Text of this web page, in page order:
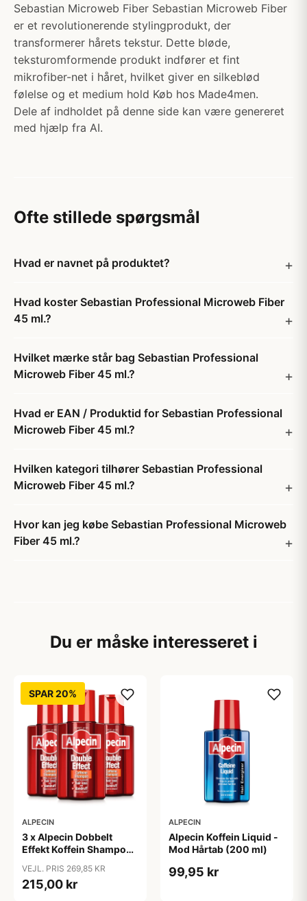
Sebastian Microweb Fiber Sebastian Microweb Fiber
er et revolutionerende stylingprodukt, der
transformerer hårets tekstur. Dette bløde,
teksturomformende produkt indfører et fint
mikrofiber-net i håret, hvilket giver en silkeblød
følelse og et medium hold Køb hos Made4men.
Dele af indholdet på denne side kan være genereret
med hjælp fra AI.
Ofte stillede spørgsmål
Hvad er navnet på produktet?
Hvad koster Sebastian Professional Microweb Fiber
45 ml.?
Hvilket mærke står bag Sebastian Professional
Microweb Fiber 45 ml.?
Hvad er EAN / Produktid for Sebastian Professional
Microweb Fiber 45 ml.?
Hvilken kategori tilhører Sebastian Professional
Microweb Fiber 45 ml.?
Hvor kan jeg købe Sebastian Professional Microweb
Fiber 45 ml.?
Du er måske interesseret i
SPAR 20%
ALPECIN
3 x Alpecin Dobbelt
Effekt Koffein Shampoo
VEJL. PRIS 269,85 KR
215,00 kr
ALPECIN
Alpecin Koffein Liquid -
Mod Hårtab (200 ml)
99,95 kr